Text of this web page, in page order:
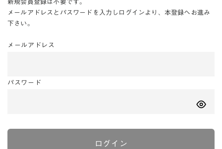
新規会員登録は不要です。
メールアドレスとパスワードを入力しログインより、本登録へお進み
下さい。
メールアドレス
パスワード
ログイン